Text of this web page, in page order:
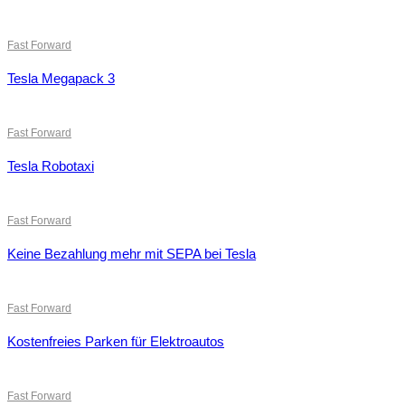
Fast Forward
Tesla Megapack 3
Fast Forward
Tesla Robotaxi
Fast Forward
Keine Bezahlung mehr mit SEPA bei Tesla
Fast Forward
Kostenfreies Parken für Elektroautos
Fast Forward